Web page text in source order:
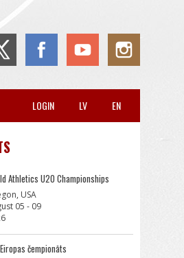
EN
LV
LOGIN
Athletics U20 Championships
USA
05 - 09
Eiropas čempionāts